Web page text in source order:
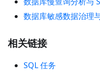
数据库敏感数据治理
相关链接
SQL 任务